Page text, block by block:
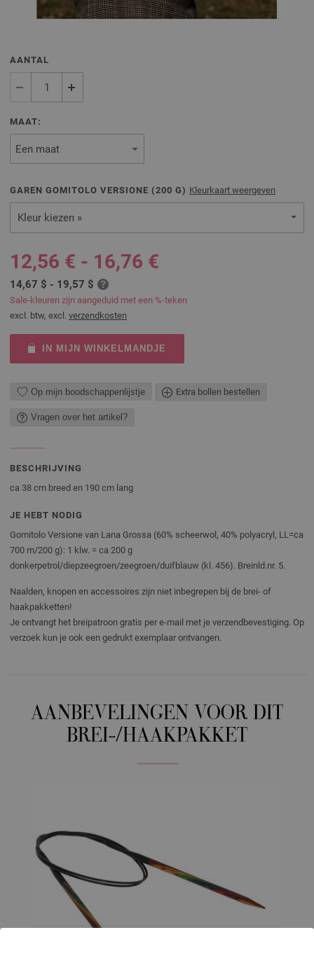
AANTAL
MAAT:
GAREN GOMITOLO VERSIONE (200 G) Kleurkaart weergeven
Kleur kiezen »
12,56 € - 16,76 €
14,67 $ - 19,57 $
Sale-kleuren zijn aangeduid met een %-teken
excl. btw, excl. verzendkosten
IN MIJN WINKELMANDJE
Op mijn boodschappenlijstje Extra bollen bestellen
Vragen over het artikel?
BESCHRIJVING
ca 38 cm breed en 190 cm lang
JE HEBT NODIG
Gomitolo Versione van Lana Grossa (60% scheerwol, 40% polyacryl, LL=ca
700 m/200 g): 1 klw. = ca 200 g
donkerpetrol/diepzeegroen/zeegroen/duifblauw (kl. 456). Breinld.nr. 5.
Naalden, knopen en accessoires zijn niet inbegrepen bij de brei- of
haakpakketten!
Je ontvangt het breipatroon gratis per e-mail met je verzendbevestiging. Op
verzoek kun je ook een gedrukt exemplaar ontvangen.
AANBEVELINGEN VOOR DIT
BREI-/HAAKPAKKET